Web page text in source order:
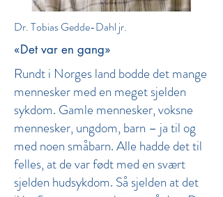
Dr. Tobias Gedde-Dahl jr.
«Det var en gang»
Rundt i Norges land bodde det mange
mennesker med en meget sjelden
sykdom. Gamle mennesker, voksne
mennesker, ungdom, barn – ja til og
med noen småbarn. Alle hadde det til
felles, at de var født med en svært
sjelden hudsykdom. Så sjelden at det